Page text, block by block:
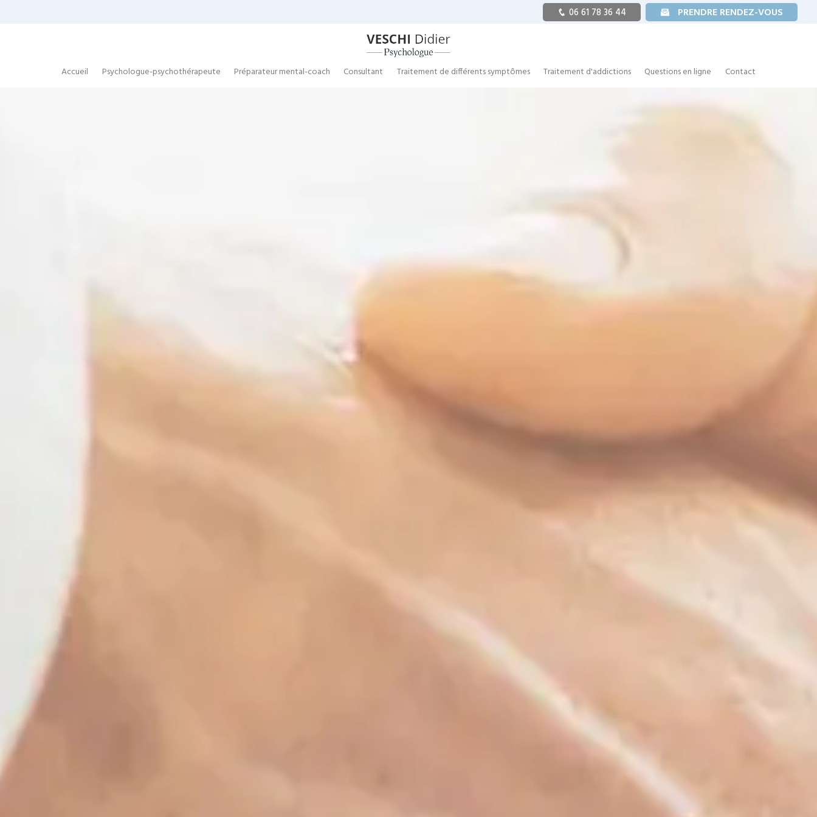
06 61 78 36 44 PRENDRE RENDEZ-VOUS
Accueil Psychologue-psychothérapeute Préparateur mental-coach Consultant Traitement de différents symptômes Traitement d'addictions Questions en ligne Contact